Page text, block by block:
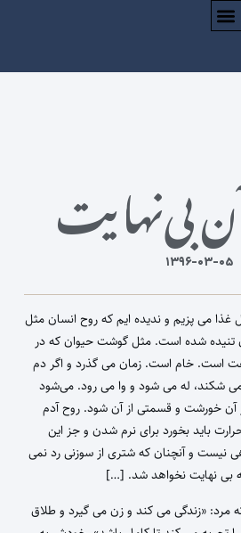
بی‌نهایت
۱۳۹۶-۰۳-۰۵
می پزیم و ندیده ایم که روح انسان مثل
تنیده شده است. مثل گوشت حیوان که در
است. خام است. زمان می گذرد و اگر دم
شکند، له می شود و وا می رود. می‌شود
آن خورشت و قسمتی از آن شود. روح آدم
باید بخورد برای نرم شدن و جز این
نیست و آنچنان که شتری از سوزنی رد نمی
بی نهایت نخواهد شد. […]
«زندگی می کند و زن می گیرد و طلاق